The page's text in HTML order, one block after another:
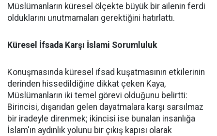
Müslümanların küresel ölçekte büyük bir ailenin ferdi
olduklarını unutmamaları gerektiğini hatırlattı.
Küresel İfsada Karşı İslami Sorumluluk
Konuşmasında küresel ifsad kuşatmasının etkilerinin
derinden hissedildiğine dikkat çeken Kaya,
Müslümanların iki temel görevi olduğunu belirtti:
Birincisi, dışarıdan gelen dayatmalara karşı sarsılmaz
bir iradeyle direnmek; ikincisi ise bunalan insanlığa
İslam'ın aydınlık yolunu bir çıkış kapısı olarak